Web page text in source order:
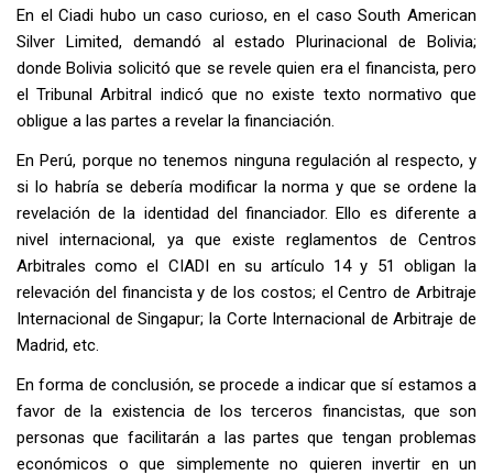
En el Ciadi hubo un caso curioso, en el caso South American
Silver Limited, demandó al estado Plurinacional de Bolivia;
donde Bolivia solicitó que se revele quien era el financista, pero
el Tribunal Arbitral indicó que no existe texto normativo que
obligue a las partes a revelar la financiación.
En Perú, porque no tenemos ninguna regulación al respecto, y
si lo habría se debería modificar la norma y que se ordene la
revelación de la identidad del financiador. Ello es diferente a
nivel internacional, ya que existe reglamentos de Centros
Arbitrales como el CIADI en su artículo 14 y 51 obligan la
relevación del financista y de los costos; el Centro de Arbitraje
Internacional de Singapur; la Corte Internacional de Arbitraje de
Madrid, etc.
En forma de conclusión, se procede a indicar que sí estamos a
favor de la existencia de los terceros financistas, que son
personas que facilitarán a las partes que tengan problemas
económicos o que simplemente no quieren invertir en un